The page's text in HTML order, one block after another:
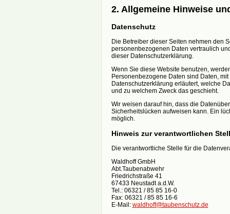
2. Allgemeine Hinweise
Datenschutz
Die Betreiber dieser Seiten nehmen den
personenbezogenen Daten vertraulich
dieser Datenschutzerklärung.
Wenn Sie diese Website benutzen,
Personenbezogene Daten sind Daten,
Datenschutzerklärung erläutert, welche
und zu welchem Zweck das geschieht.
Wir weisen darauf hin, dass die
Sicherheitslücken aufweisen kann. Ein
möglich.
Hinweis zur verantwortlichen
Die verantwortliche Stelle für die
Waldhoff GmbH
Abt.Taubenabwehr
Friedrichstraße 41
67433 Neustadt a.d.W.
Tel.: 06321 / 85 85 16-0
Fax: 06321 / 85 85 16-6
E-Mail: waldhoff@taubenschutz.de